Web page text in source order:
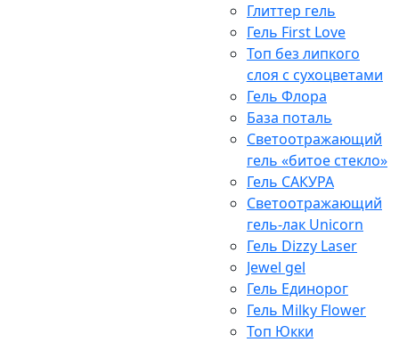
Глиттер гель
Гель First Love
Топ без липкого
слоя с сухоцветами
Гель Флора
База поталь
Светоотражающий
гель «битое стекло»
Гель САКУРА
Светоотражающий
гель-лак Unicorn
Гель Dizzy Laser
Jewel gel
Гель Единорог
Гель Milky Flower
Топ Юкки